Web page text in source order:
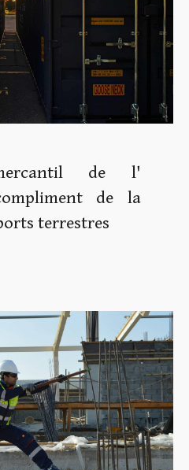
de l'
de la
terrestres